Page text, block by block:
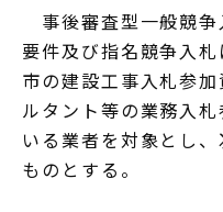
事後審査型一般競争
要件及び指名競争入
市の建設工事入札参
ルタント等の業務入
いる業者を対象とし
ものとする。